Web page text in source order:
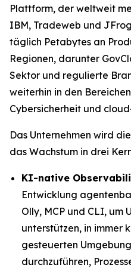
Plattform, der weltweit
IBM, Tradeweb und
täglich Petabytes an
Regionen, darunter
Sektor und regulierte
weiterhin in den
Cybersicherheit und
Das Unternehmen wird
das Wachstum in drei
KI-native
Entwicklung
Olly, MCP und CLI, um
unterstützen, in immer
gesteuerten
durchzuführen,